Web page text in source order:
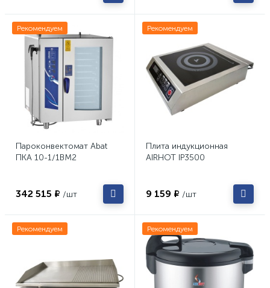
Рекомендуем
Пароконвектомат Abat
ПКА 10-1/1ВМ2
342 515 ₽ /шт
Рекомендуем
Плита индукционная
AIRHOT IP3500
9 159 ₽ /шт
Рекомендуем Рекомендуем